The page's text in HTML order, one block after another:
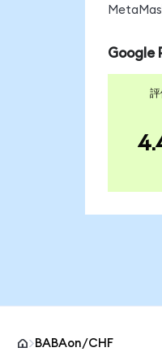
Google
評
BABAon/CHF